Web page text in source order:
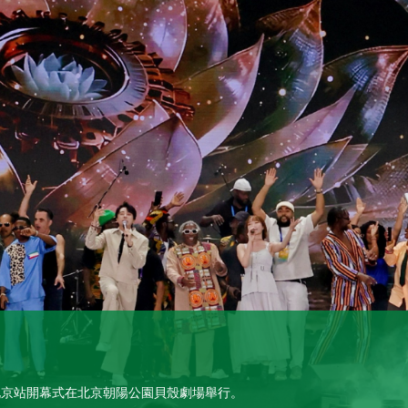
簡記
來自八個葡語國家和澳門的藝人，深入青藏高原，徜徉青海湖畔，身